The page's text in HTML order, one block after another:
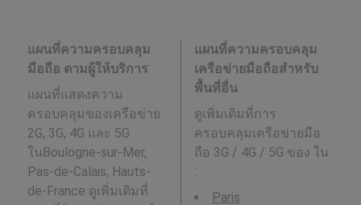
แผนที่ความครอบคลุม
มือถือ ตามผู้ให้บริการ
แผนที่แสดงความ
ครอบคลุมของเครือข่าย
2G, 3G, 4G และ 5G
ในBoulogne-sur-Mer,
Pas-de-Calais, Hauts-
de-France ดูเพิ่มเติมที่ :
แผนที่ความครอบคลุม
เครือข่ายมือถือสำหรับ
พื้นที่อื่น
ดูเพิ่มเติมที่การ
ครอบคลุมเครือข่ายมือ
ถือ 3G / 4G / 5G ของ ใน
:
Paris